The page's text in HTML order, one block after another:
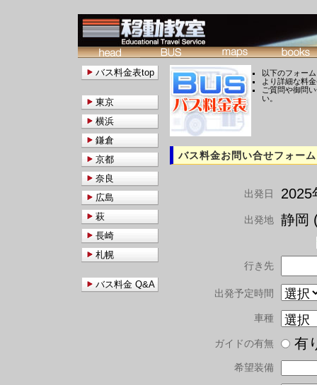
以下のフォー
より詳細な料
ご質問や御問
い。
バス料金お問い合せフォーム
出発日 2025
出発地 静岡
行き先
出発予定時間
車種
ガイドの有無
希望装備
バス料金表top
東京
横浜
鎌倉
京都
奈良
広島
萩
長崎
札幌
バス料金 Q&A